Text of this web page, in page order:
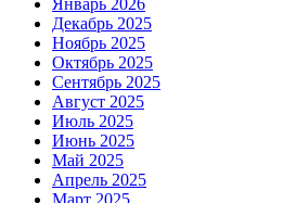
Декабрь 2025
Ноябрь 2025
Октябрь 2025
Сентябрь 2025
Август 2025
Июль 2025
Июнь 2025
Май 2025
Апрель 2025
Март 2025